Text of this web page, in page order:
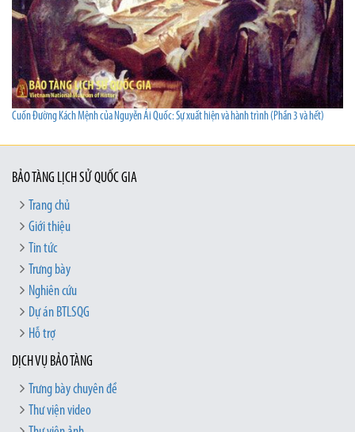
Cuốn Đường Kách Mệnh của Nguyễn Ái Quốc: Sự xuất hiện và hành trình (Phần 3 và hết)
BẢO TÀNG LỊCH SỬ QUỐC GIA
Trang chủ
Giới thiệu
Tin tức
Trưng bày
Nghiên cứu
Dự án BTLSQG
Hỗ trợ
DỊCH VỤ BẢO TÀNG
Trưng bày chuyên đề
Thư viện video